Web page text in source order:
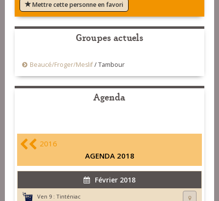
Mettre cette personne en favori
Groupes actuels
Beaucé/Froger/Meslif/Tambour
Agenda
2016
AGENDA 2018
Février 2018
Ven 9 : Tinténiac